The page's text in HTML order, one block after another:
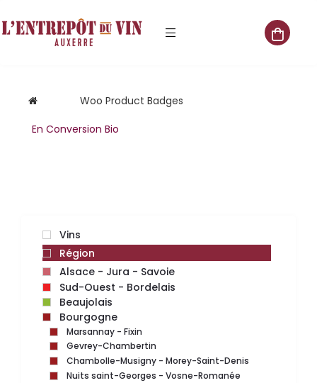
Woo Product Badges
En Conversion Bio
Vins
Région
Alsace - Jura - Savoie
Sud-Ouest - Bordelais
Beaujolais
Bourgogne
Marsannay - Fixin
Gevrey-Chambertin
Chambolle-Musigny - Morey-Saint-Denis
Nuits saint-Georges - Vosne-Romanée